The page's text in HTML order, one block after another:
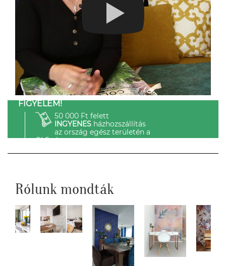
FIGYELEM!
50 000 Ft felett
INGYENESházhozszállítás
az ország egész területén a
GLS-el.
Rólunk mondták